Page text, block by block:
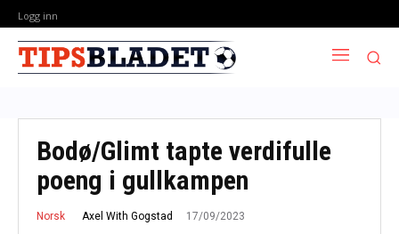
Logg inn
Bodø/Glimt tapte verdifulle
poeng i gullkampen
Norsk Axel With Gogstad 17/09/2023